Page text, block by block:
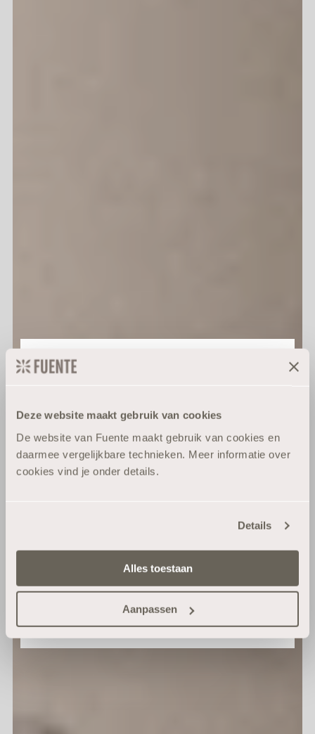
Deze website maakt gebruik van cookies
De website van Fuente maakt gebruik van cookies en
daarmee vergelijkbare technieken. Meer informatie over
cookies vind je onder details.
Details
Alles toestaan
Aanpassen
10% korting
Blijf op de hoogte van haarverzorging die
echt werkt.
Ja, geef mij 10% korting
Nee, ik wil geen korting